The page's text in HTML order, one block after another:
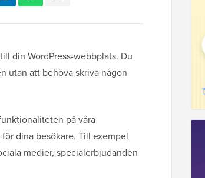
din WordPress-webbplats. Du
utan att behöva skriva någon
på våra
dina besökare. Till exempel
medier, specialerbjudanden